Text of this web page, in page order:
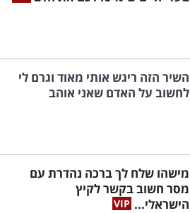
השיר הזה ריגש אותי מאוד וגרם לי
לחשוב על האדם שאני אוהב
מישהו שלח לך ברכה נהדרת עם
מסר חשוב בקשר לקיץ
הישראלי...